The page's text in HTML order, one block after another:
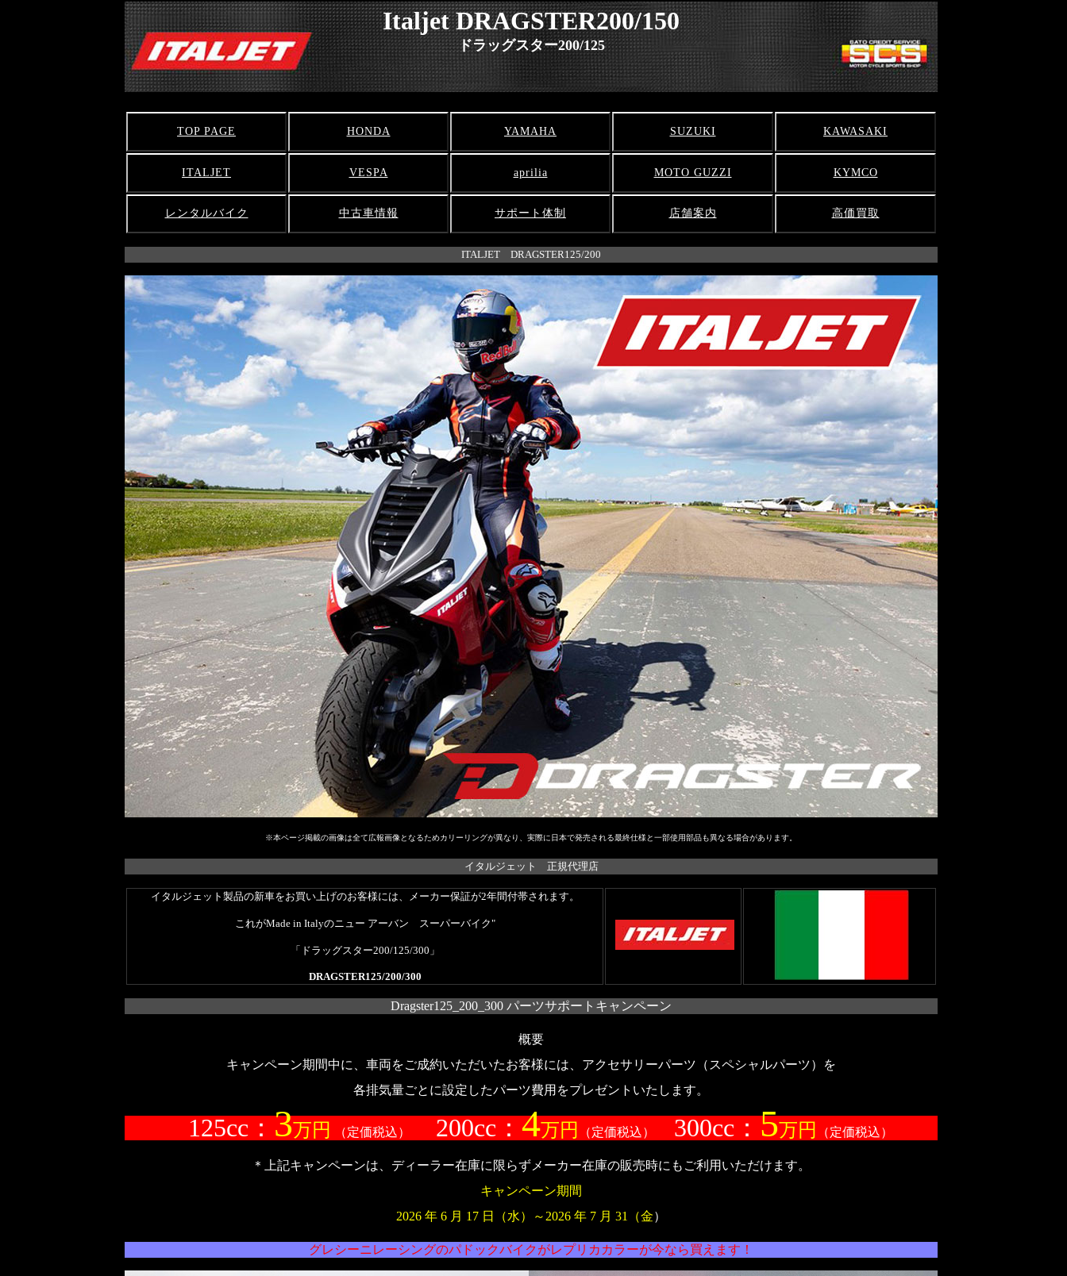
Italjet DRAGSTER200/150
ドラッグスター200/125
TOP PAGE HONDA YAMAHA SUZUKI KAWASAKI
ITALJET VESPA aprilia MOTO GUZZI KYMCO
レンタルバイク 中古車情報 サポート体制 店舗案内 高価買取
ITALJET DRAGSTER125/200
※本ページ掲載の画像は全て広報画像となるためカリーリングが異なり、実際に日本で発売される最終仕様と一部使用部品も異なる場合があります。
イタルジェット 正規代理店
イタルジェット製品の新車をお買い上げのお客様には、メーカー保証が2年間付帯されます。
これがMade in Italyのニュー アーバン スーパーバイク"
「ドラッグスター200/125/300」
DRAGSTER125/200/300
Dragster125_200_300 パーツサポートキャンペーン
概要
キャンペーン期間中に、車両をご成約いただいたお客様には、アクセサリーパーツ（スペシャルパーツ）を
各排気量ごとに設定したパーツ費用をプレゼントいたします。
125cc： 3万円 （定価税込） 200cc： 4万円 （定価税込） 300cc： 5万円 （定価税込）
＊上記キャンペーンは、ディーラー在庫に限らずメーカー在庫の販売時にもご利用いただけます。
キャンペーン期間
2026 年 6 月 17 日（水）～2026 年 7 月 31（金）
グレシーニレーシングのパドックバイクがレプリカカラーが今なら買えます！